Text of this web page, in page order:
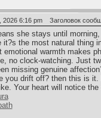
2026 6:16 pm Заголовок
she stays until
it?s the most natural thing
emotional warmth makes
no clock-watching. Just
missing genuine
you drift off? then this is
Your heart will notice the